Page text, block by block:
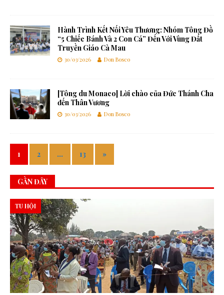
Hành Trình Kết Nối Yêu Thương: Nhóm Tông Đồ
“5 Chiếc Bánh Và 2 Con Cá” Đến Với Vùng Đất
Truyền Giáo Cà Mau
30/03/2026 Don Bosco
[Tông du Monaco] Lời chào của Đức Thánh Cha
đến Thân Vương
30/03/2026 Don Bosco
1 2 … 13 »
GẦN ĐÂY
TU HỘI